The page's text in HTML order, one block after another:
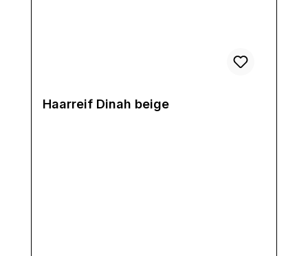
Haarreif Dinah beige